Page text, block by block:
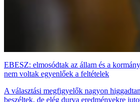
EBESZ: elmosódtak az állam és a
nem voltak egyenlőek a feltételek
A választási megfigyelők nagyon
beszéltek, de elég durva eredményekre